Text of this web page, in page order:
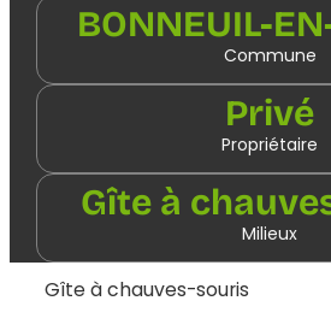
BONNEUIL-
Commune
Privé
Propriétaire
Gîte à
Milieux
Gîte à chauves-souris